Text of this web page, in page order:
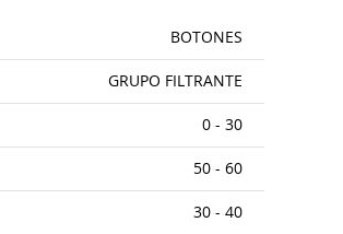
BOTONES
GRUPO FILTRANTE
0 - 30
50 - 60
30 - 40